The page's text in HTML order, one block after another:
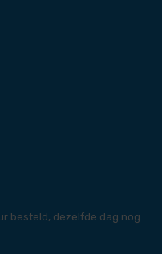
besteld, dezelfde dag nog